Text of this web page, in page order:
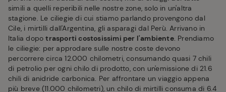
simili a quelli reperibili nelle nostre zone, solo in un'altra
stagione. Le ciliegie di cui stiamo parlando provengono dal
Cile, i mirtilli dall'Argentina, gli asparagi dal Perù. Arrivano in
Italia dopotrasporti costosissimi per l'ambiente. Prendiamo
le ciliegie: per approdare sulle nostre coste devono
percorrere circa 12.000 chilometri, consumando quasi 7 chili
di petrolio per ogni chilo di prodotto, con un'emissione di 21.6
chili di anidride carbonica. Per affrontare un viaggio appena
più breve (11.000 chilometri), un chilo di mirtilli consuma di 6.4